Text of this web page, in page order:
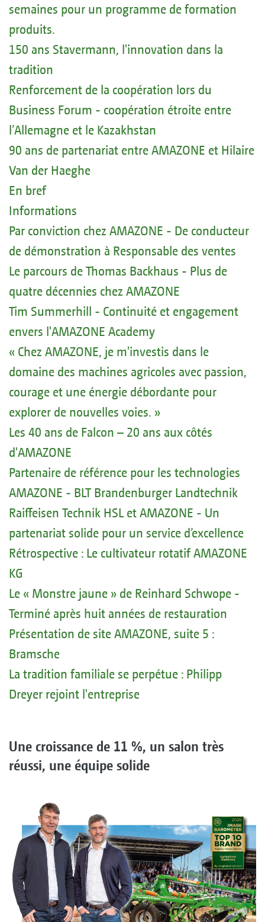
semaines pour un programme de formation
produits.
150 ans Stavermann, l'innovation dans la
tradition
Renforcement de la coopération lors du
Business Forum - coopération étroite entre
l’Allemagne et le Kazakhstan
90 ans de partenariat entre AMAZONE et Hilaire
Van der Haeghe
En bref
Informations
Par conviction chez AMAZONE - De conducteur
de démonstration à Responsable des ventes
Le parcours de Thomas Backhaus - Plus de
quatre décennies chez AMAZONE
Tim Summerhill - Continuité et engagement
envers l'AMAZONE Academy
« Chez AMAZONE, je m'investis dans le
domaine des machines agricoles avec passion,
courage et une énergie débordante pour
explorer de nouvelles voies. »
Les 40 ans de Falcon – 20 ans aux côtés
d'AMAZONE
Partenaire de référence pour les technologies
AMAZONE - BLT Brandenburger Landtechnik
Raiffeisen Technik HSL et AMAZONE - Un
partenariat solide pour un service d’excellence
Rétrospective : Le cultivateur rotatif AMAZONE
KG
Le « Monstre jaune » de Reinhard Schwope -
Terminé après huit années de restauration
Présentation de site AMAZONE, suite 5 :
Bramsche
La tradition familiale se perpétue : Philipp
Dreyer rejoint l'entreprise
Une croissance de 11 %, un salon très
réussi, une équipe solide